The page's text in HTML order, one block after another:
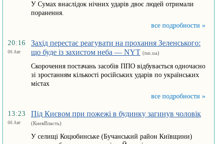
У Сумах внаслідок нічних ударів двоє людей отримали
поранення.
все подробности »
20:16
06 Авг
Захід перестає реагувати на прохання Зеленського:
що буде із захистом неба — NYT (tsn.ua)
Скорочення постачань засобів ППО відбувається одночасно
зі зростанням кількості російських ударів по українських
містах
все подробности »
13:23
06 Авг
Під Києвом при пожежі в будинку загинув чоловік
(КиевВласть)
У селищі Коцюбинське (Бучанський район Київщини)